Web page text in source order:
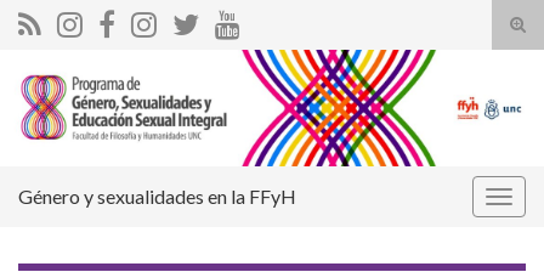
el
de
Género y sexualidades en la FFyH